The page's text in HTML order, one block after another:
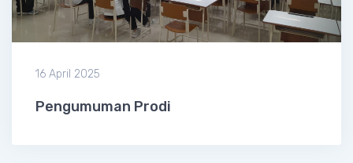
16 April 2025
Pengumuman Prodi